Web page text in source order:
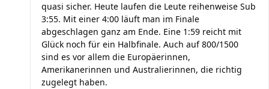
quasi sicher. Heute laufen die Leute reihenweise Sub
3:55. Mit einer 4:00 läuft man im Finale
abgeschlagen ganz am Ende. Eine 1:59 reicht mit
Glück noch für ein Halbfinale. Auch auf 800/1500
sind es vor allem die Europäerinnen,
Amerikanerinnen und Australierinnen, die richtig
zugelegt haben.